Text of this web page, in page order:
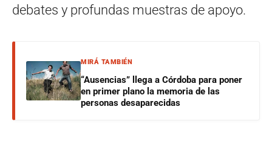
debates y profundas muestras de apoyo.
MIRÁ TAMBIÉN
“Ausencias” llega a Córdoba para poner
en primer plano la memoria de las
personas desaparecidas